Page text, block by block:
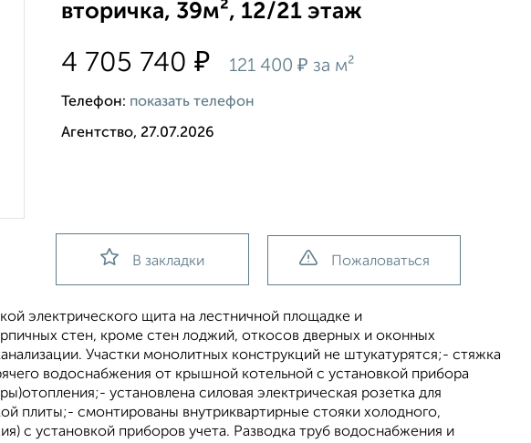
вторичка, 39м², 12/21 этаж
4 705 740₽ 121 400₽ за м²
Телефон: показать телефон
Агентство, 27.07.2026
В закладки Пожаловаться
электрического щита на лестничной площадке и
стен, кроме стен лоджий, откосов дверных и оконных
Участки монолитных конструкций не штукатурятся;- стяжка
водоснабжения от крышной котельной с установкой прибора
установлена силовая электрическая розетка для
плиты;- смонтированы внутриквартирные стояки холодного,
с установкой приборов учета. Разводка труб водоснабжения и